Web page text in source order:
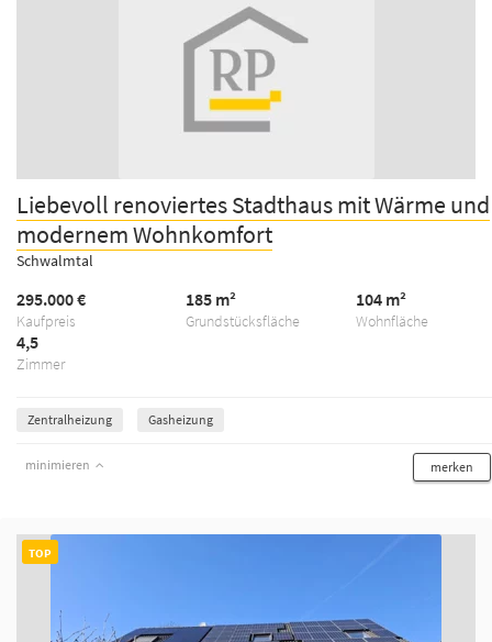
Liebevoll renoviertes Stadthaus mit Wärme und
modernem Wohnkomfort
Schwalmtal
Kaufpreis
295.000 €
Grundstücksfläche
185 m²
Wohnfläche
104 m²
Zimmer
4,5
Zentralheizung Gasheizung
minimieren merken
TOP